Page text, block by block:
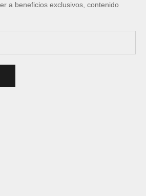
a beneficios exclusivos, contenido